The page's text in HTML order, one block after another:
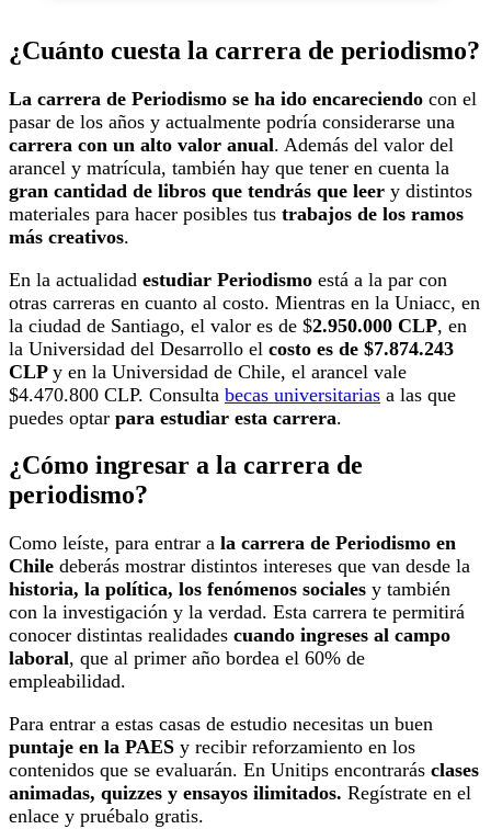
¿Cuánto cuesta la carrera de periodismo?
La carrera de Periodismo se ha ido encareciendo con el
pasar de los años y actualmente podría considerarse una
carrera con un alto valor anual. Además del valor del
arancel y matrícula, también hay que tener en cuenta la
gran cantidad de libros que tendrás que leer y distintos
materiales para hacer posibles tus trabajos de los ramos
más creativos.
En la actualidad estudiar Periodismo está a la par con
otras carreras en cuanto al costo. Mientras en la Uniacc, en
la ciudad de Santiago, el valor es de $2.950.000 CLP, en
la Universidad del Desarrollo el costo es de $7.874.243
CLP y en la Universidad de Chile, el arancel vale
$4.470.800 CLP. Consulta becas universitarias a las que
puedes optar para estudiar esta carrera.
¿Cómo ingresar a la carrera de
periodismo?
Como leíste, para entrar a la carrera de Periodismo en
Chile deberás mostrar distintos intereses que van desde la
historia, la política, los fenómenos sociales y también
con la investigación y la verdad. Esta carrera te permitirá
conocer distintas realidades cuando ingreses al campo
laboral, que al primer año bordea el 60% de
empleabilidad.
Para entrar a estas casas de estudio necesitas un buen
puntaje en la PAES y recibir reforzamiento en los
contenidos que se evaluarán. En Unitips encontrarás clases
animadas, quizzes y ensayos ilimitados. Regístrate en el
enlace y pruébalo gratis.